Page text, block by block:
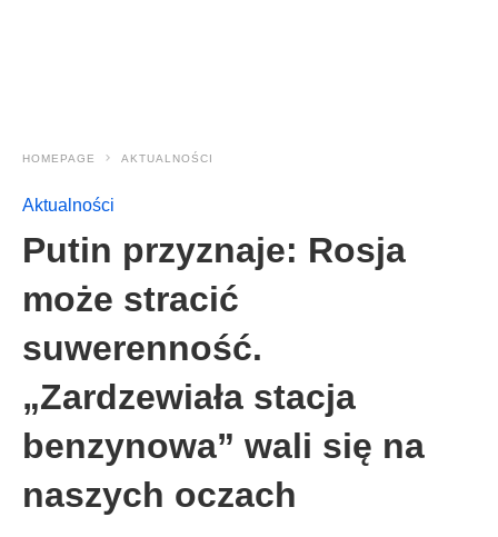
HOMEPAGE AKTUALNOŚCI
Aktualności
Putin przyznaje: Rosja
może stracić
suwerenność.
„Zardzewiała stacja
benzynowa” wali się na
naszych oczach